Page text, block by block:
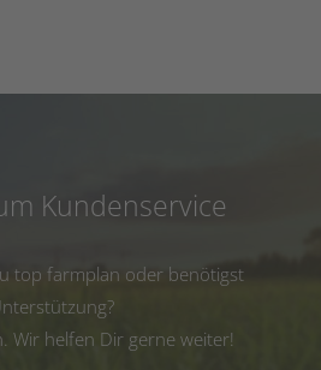
Kundenservice
top farmplan oder benötigst
Wir helfen Dir gerne weiter!